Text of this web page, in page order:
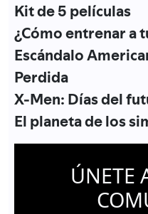
Kit de 5 películas
¿Cómo entrenar a
Escándalo
Perdida
X-Men: Días del
El planeta de los
ÚNETE